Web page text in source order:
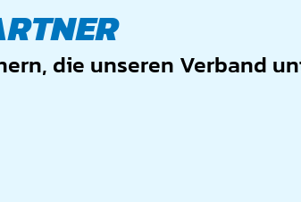
die unseren Verband